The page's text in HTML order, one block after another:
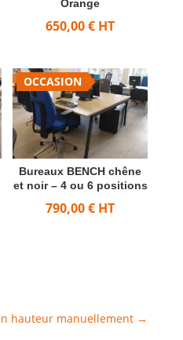
Orange
650,00€ HT
OCCASION
Bureaux BENCH chêne
et noir – 4 ou 6 positions
790,00€ HT
hauteur manuellement →